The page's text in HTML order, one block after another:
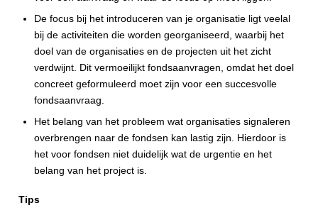
De focus bij het introduceren van je organisatie ligt veelal
bij de activiteiten die worden georganiseerd, waarbij het
doel van de organisaties en de projecten uit het zicht
verdwijnt. Dit vermoeilijkt fondsaanvragen, omdat het doel
concreet geformuleerd moet zijn voor een succesvolle
fondsaanvraag.
Het belang van het probleem wat organisaties signaleren
overbrengen naar de fondsen kan lastig zijn. Hierdoor is
het voor fondsen niet duidelijk wat de urgentie en het
belang van het project is.
Tips